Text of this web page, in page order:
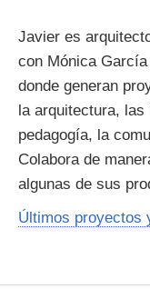
Javier es
con Mónica
donde generan
la arquitectura,
pedagogía, la
Colabora de
algunas de sus
Últimos proyectos